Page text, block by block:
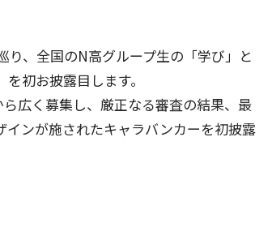
り、全国のN高グループ生の「学び」と
初お披露目します。
広く募集し、厳正なる審査の結果、最
ンが施されたキャラバンカーを初披露